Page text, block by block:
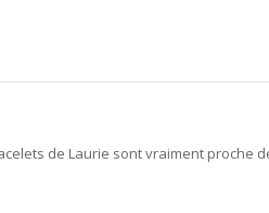
de Laurie sont vraiment proche